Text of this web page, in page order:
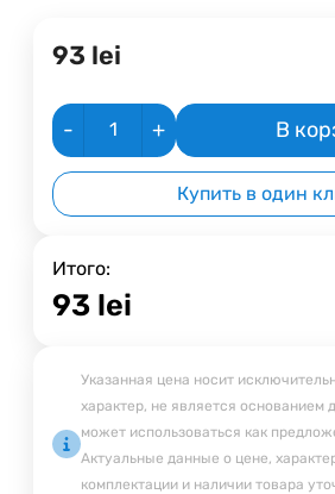
93 lei
- + В
Купить в один
Итого:
93 lei
Указанная цена носит
характер, не является основанием
может использоваться как
Актуальные данные о цене,
комплектации и наличии товара